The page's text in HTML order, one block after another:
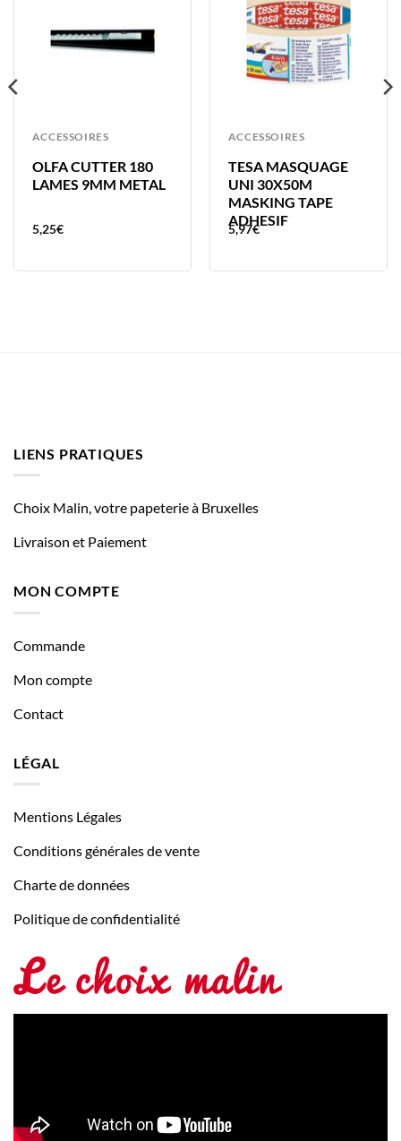
ACCESSOIRES
OLFA CUTTER 180
LAMES 9MM METAL
5,25€
ACCESSOIRES
TESA MASQUAGE
UNI 30X50M
MASKING TAPE
ADHESIF
5,97€
LIENS PRATIQUES
Choix Malin, votre papeterie à Bruxelles
Livraison et Paiement
MON COMPTE
Commande
Mon compte
Contact
LÉGAL
Mentions Légales
Conditions générales de vente
Charte de données
Politique de confidentialité